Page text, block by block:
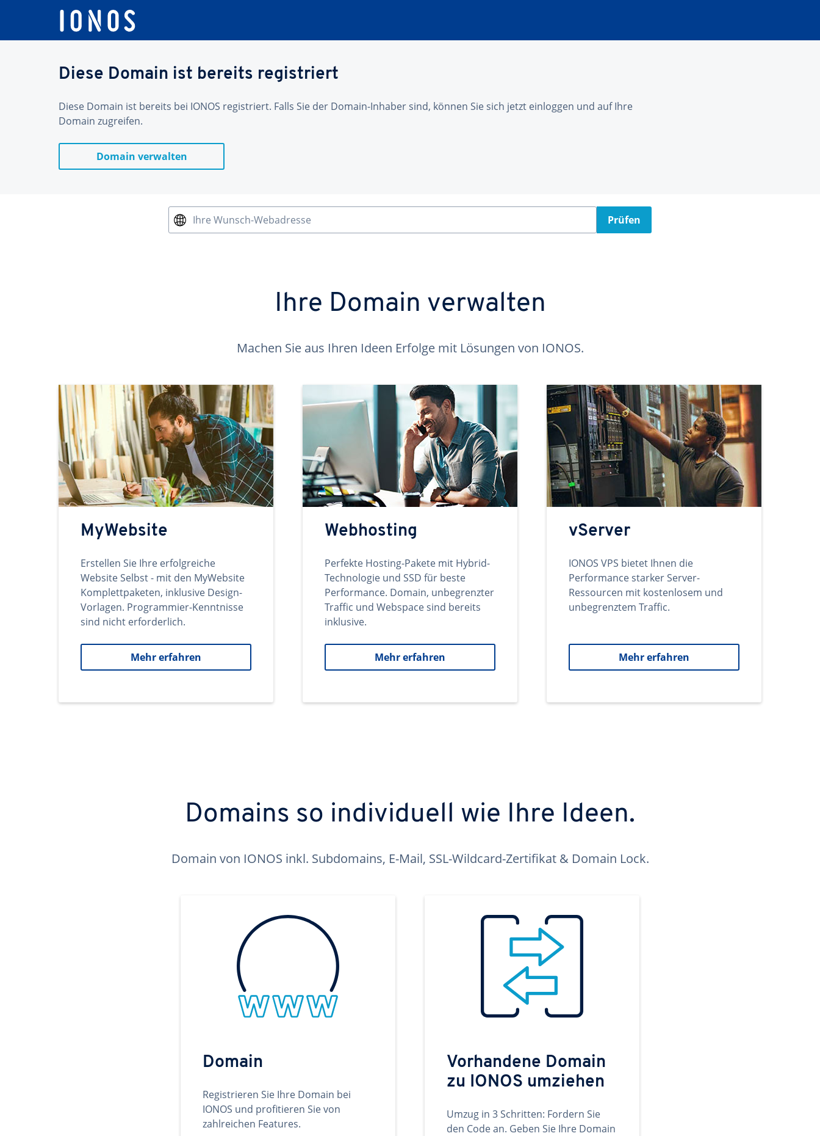
Diese Domain ist bereits registriert
Diese Domain ist bereits bei IONOS registriert. Falls Sie der Domain-Inhaber sind, können Sie sich jetzt einloggen und auf Ihre
Domain zugreifen.
Domain verwalten
Ihre Wunsch-Webadresse Prüfen
Ihre Domain verwalten
Machen Sie aus Ihren Ideen Erfolge mit Lösungen von IONOS.
MyWebsite
Erstellen Sie Ihre erfolgreiche
Website Selbst - mit den MyWebsite
Komplettpaketen, inklusive Design-
Vorlagen. Programmier-Kenntnisse
sind nicht erforderlich.
Mehr erfahren
Webhosting
Perfekte Hosting-Pakete mit Hybrid-
Technologie und SSD für beste
Performance. Domain, unbegrenzter
Traffic und Webspace sind bereits
inklusive.
Mehr erfahren
vServer
IONOS VPS bietet Ihnen die
Performance starker Server-
Ressourcen mit kostenlosem und
unbegrenztem Traffic.
Mehr erfahren
Domains so individuell wie Ihre Ideen.
Domain von IONOS inkl. Subdomains, E-Mail, SSL-Wildcard-Zertifikat & Domain Lock.
Domain
Registrieren Sie Ihre Domain bei
IONOS und profitieren Sie von
zahlreichen Features.
Vorhandene Domain
zu IONOS umziehen
Umzug in 3 Schritten: Fordern Sie
den Code an. Geben Sie Ihre Domain